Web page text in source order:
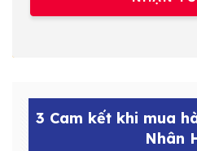
3 Cam kết khi mua
Nhân